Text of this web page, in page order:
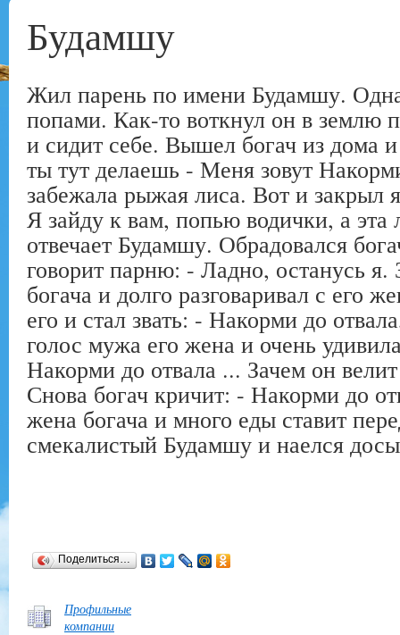
Будамшу
Жил парень по имени Будамшу.
попами. Как-то воткнул он в землю
и сидит себе. Вышел богач из дома
ты тут делаешь - Меня зовут
забежала рыжая лиса. Вот и закрыл
Я зайду к вам, попью водички, а эта
отвечает Будамшу. Обрадовался
говорит парню: - Ладно, останусь
богача и долго разговаривал с его
его и стал звать: - Накорми до
голос мужа его жена и очень
Накорми до отвала ... Зачем он
Снова богач кричит: - Накорми до
жена богача и много еды ставит
смекалистый Будамшу и наелся
Поделиться…
Профильные
компании